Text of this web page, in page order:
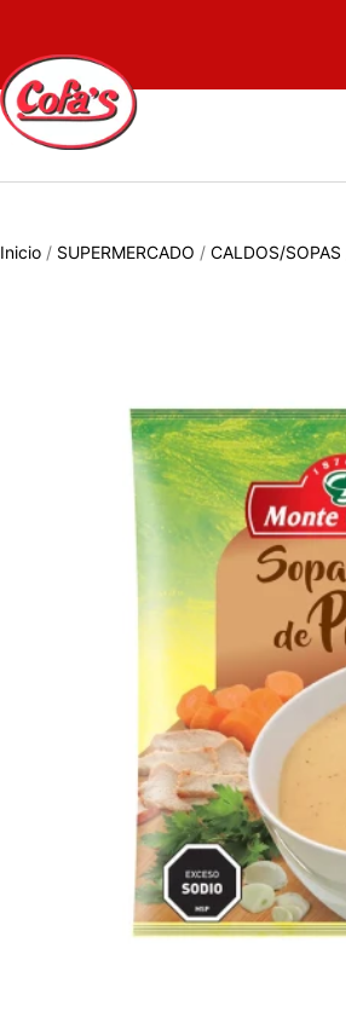
Inicio / SUPERMERCADO / CALDOS/SOPAS